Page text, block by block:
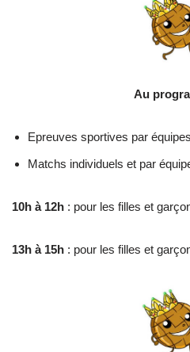
Au
Epreuves sportives par
Matchs individuels et par
10h à 12h : pour les filles et
13h à 15h : pour les filles et